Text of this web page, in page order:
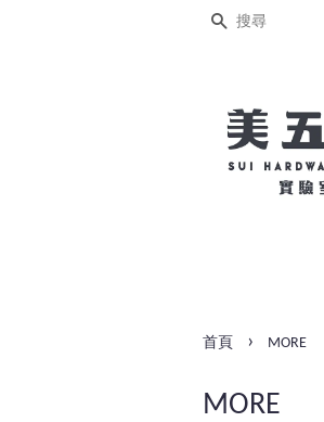
搜尋
首頁 › MORE
MORE